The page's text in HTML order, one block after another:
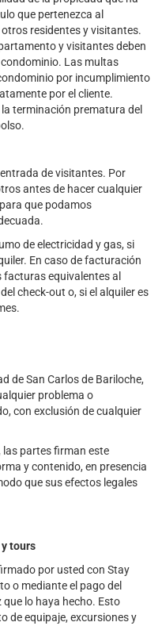
que pertenezca al
residentes y visitantes.
y visitantes deben
Las multas
por incumplimiento
por el cliente.
terminación prematura del
de visitantes. Por
antes de hacer cualquier
que podamos
de electricidad y gas, si
En caso de facturación
facturas equivalentes al
check-out o, si el alquiler es
de San Carlos de Bariloche,
problema o
con exclusión de cualquier
partes firman este
y contenido, en presencia
que sus efectos legales
tours
por usted con Stay
o mediante el pago del
lo haya hecho. Esto
de equipaje, excursiones y